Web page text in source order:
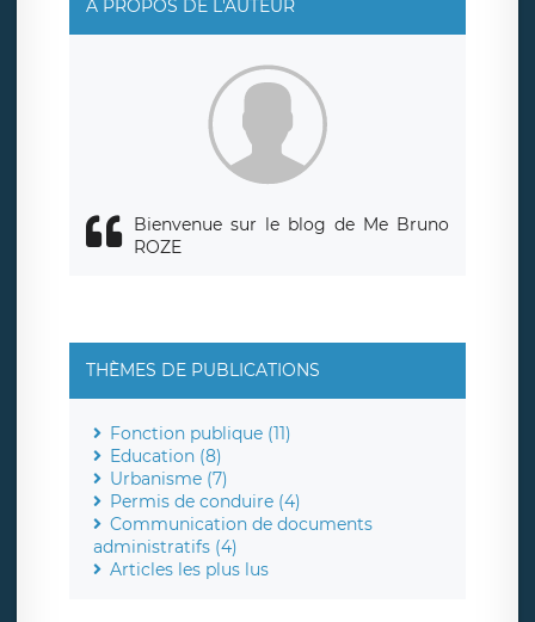
également le droit d’introduire une réclamation auprès
d’une autorité de contrôle.
A PROPOS DE L'AUTEUR
Bienvenue sur le blog de Me Bruno
ROZE
THÈMES DE PUBLICATIONS
Fonction publique (11)
Education (8)
Urbanisme (7)
Permis de conduire (4)
Communication de documents
administratifs (4)
Articles les plus lus